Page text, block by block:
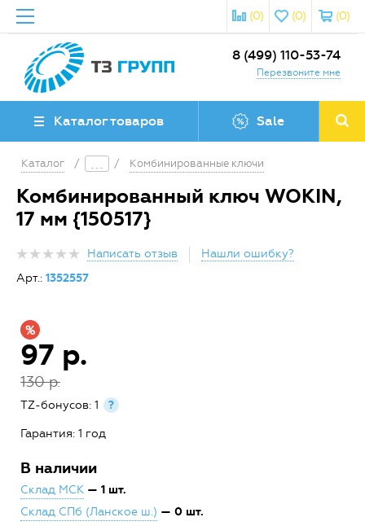
(0)
(0)
(0)
8 (499) 110-53-74
Перезвоните мне
Каталог товаров Sale
Каталог / / Комбинированные ключи
Комбинированный ключ WOKIN,
17 мм {150517}
Написать отзыв
Нашли ошибку?
Арт.: 1352557
97 р.
130 р.
TZ-бонусов: 1 ?
Гарантия: 1 год
В наличии
Склад МСК — 1 шт.
Склад СПб (Ланское ш.) — 0 шт.